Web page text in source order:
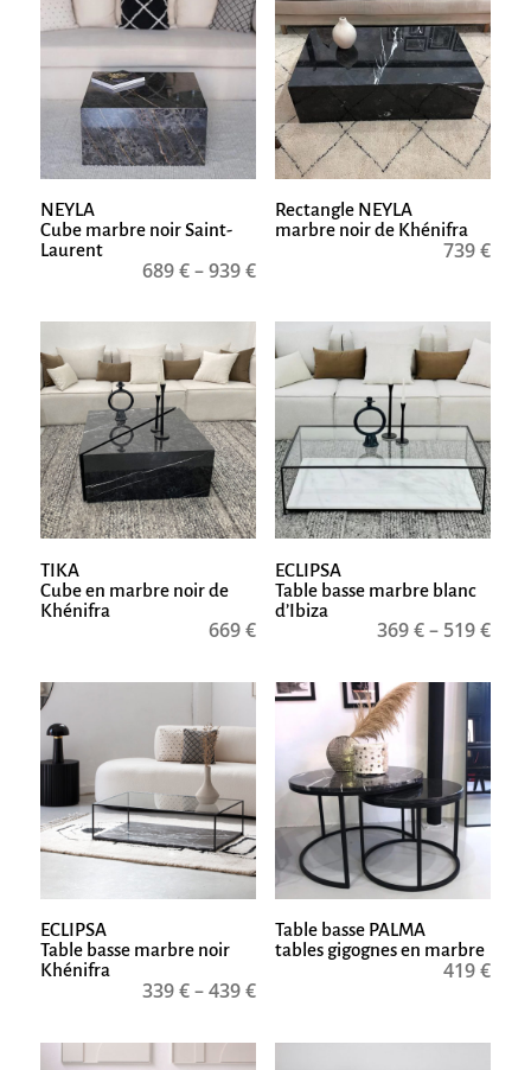
NEYLA
Cube marbre noir Saint-
Laurent
689€–939€
Rectangle NEYLA
marbre noir de Khénifra
739€
TIKA
Cube en marbre noir de
Khénifra
669€
ECLIPSA
Table basse marbre blanc
d’Ibiza
369€– 519€
ECLIPSA
Table basse marbre noir
Khénifra
339€–439€
Table basse PALMA
tables gigognes en marbre
419€